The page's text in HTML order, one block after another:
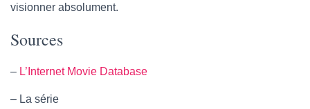
visionner absolument.
Sources
– L’Internet Movie Database
– La série